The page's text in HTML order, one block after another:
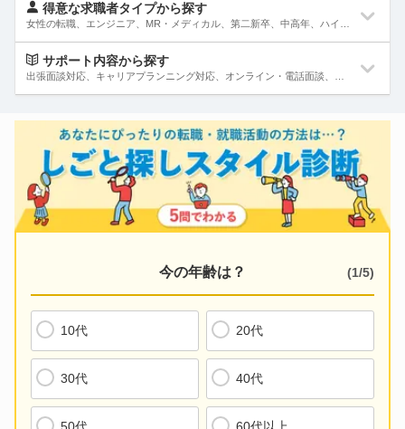
事務・管理
経理、人事、総務、法務、広報、物流、資材購買など
企画・マーケティング・経営・管理職
商品・営業・経営企画、新規事業開発、管理職、MD、バイヤー、店舗開発など
接客、美容、旅行、ホテル、航空、ブライダル、葬祭など
Web・インターネット・ゲーム
ディレクター、デザイナー、データアナリスト、プロデューサーなど
クリエイティブ(メディア・アパレル・デザイン)
専門職(コンサルタント・士業・金融・不動産)
ITエンジニア(システム開発・SE・インフラ)
エンジニア(機械・電気・電子・半導体・制御)
設計、開発、セールスエンジニア、研究、検査、製品評価など
20代
得意な求職者タイプから探す
女性の転職
MR・メディカル
第二新卒
中高年
未経験者、初心者
他業界、他職種へのキャリアチェンジ
UIターン
サポート内容から探す
キャリアプランニング対応
オンライン・電話面談
情報交換のみ対応
レジュメ指導対応
面接同行対応
今の年齢は？ (1/5)
10代 20代
30代 40代
50代 60代以上